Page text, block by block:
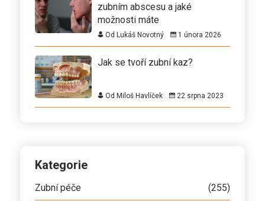
zubním abscesu a jaké
možnosti máte
Od Lukáš Novotný 1 února 2026
Jak se tvoří zubní kaz?
Od Miloš Havlíček 22 srpna 2023
Kategorie
Zubní péče (255)